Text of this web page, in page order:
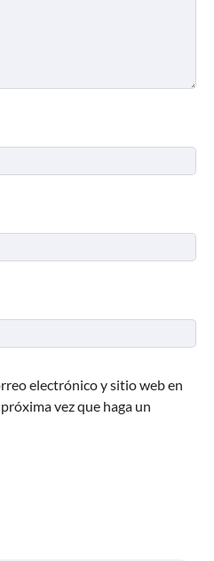
electrónico y sitio web en
vez que haga un